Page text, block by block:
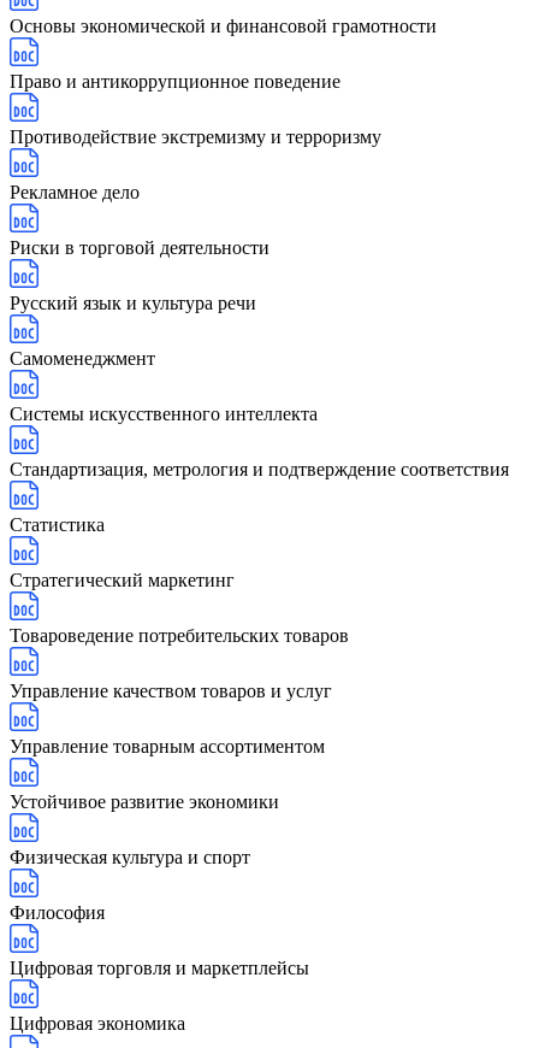
Основы экономической и финансовой грамотности
Право и антикоррупционное поведение
Противодействие экстремизму и терроризму
Рекламное дело
Риски в торговой деятельности
Русский язык и культура речи
Самоменеджмент
Системы искусственного интеллекта
Стандартизация, метрология и подтверждение соответствия
Статистика
Стратегический маркетинг
Товароведение потребительских товаров
Управление качеством товаров и услуг
Управление товарным ассортиментом
Устойчивое развитие экономики
Физическая культура и спорт
Философия
Цифровая торговля и маркетплейсы
Цифровая экономика